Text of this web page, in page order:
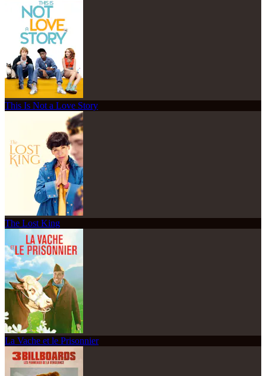
This Is Not a Love Story
The Lost King
La Vache et le Prisonnier